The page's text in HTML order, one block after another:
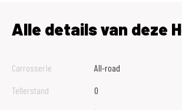
Alle details van deze
Carrosserie
All-road
Tellerstand
0